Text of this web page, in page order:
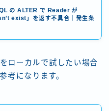
の ALTER で Reader が
exist」を返す不具合｜発生条
ローカルで試したい場合
考になります。